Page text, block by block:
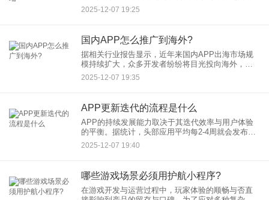
双赢生态，具体通过精准定位、个性化推荐、线上
2025-12-07 19:25
国内APP怎么推广到海外?
据相关行业报告显示，近年来国内APP出海市场规
模持续扩大，众多开发者纷纷将目光投向海外，出
海已成为众多开发者的战略选择。然而，面对语
言、文化、用户习惯等方面的差异，如何高效触达
2025-12-07 19:35
APP更新迭代的流程是什么
APP的持续发展能力取决于其迭代效率与用户体验
的平衡。据统计，头部应用平均每2-4周就会发布新
版本，而用户对更新流程的敏感度直接影响留存
率。本文将深度解析APP更新迭代的全流程，帮助
2025-12-07 19:40
哪些游戏场景必须用护航小程序?
在游戏开发与运营过程中，玩家体验的顺畅与否直